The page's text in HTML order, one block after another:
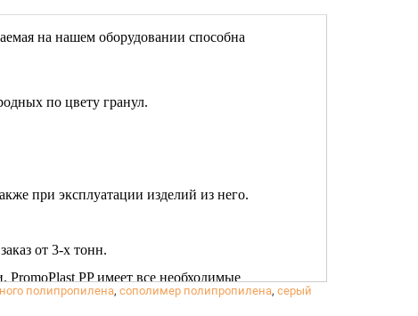
на нашем оборудовании способна
по цвету гранул.
при эксплуатации изделий из него.
от 3-х тонн.
PromoPlast PP имеет все необходимые
полипропилена, сополимер полипропилена, серый